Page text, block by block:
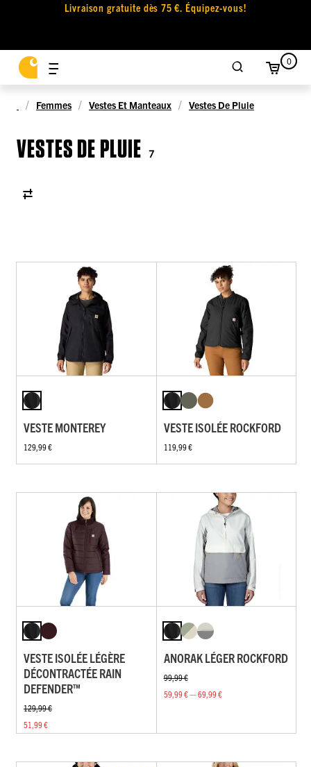
Livraison gratuite dès 75 €. Équipez-vous!
0
Femmes Vestes Et Manteaux Vestes De Pluie
VESTES DE PLUIE 7
VESTE MONTEREY
129,99 €
VESTE ISOLÉE ROCKFORD
119,99 €
VESTE ISOLÉE LÉGÈRE
DÉCONTRACTÉE RAIN
DEFENDER™
129,99 €
51,99 €
ANORAK LÉGER ROCKFORD
99,99 €
59,99 € — 69,99 €